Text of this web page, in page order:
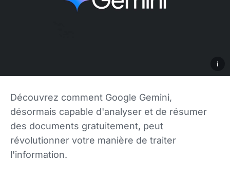
i
Découvrez comment Google Gemini,
désormais capable d'analyser et de résumer
des documents gratuitement, peut
révolutionner votre manière de traiter
l'information.